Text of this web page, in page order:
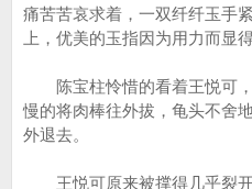
痛苦苦哀求着，一双纤纤玉手
上，优美的玉指因为用力而显得
陈宝柱怜惜的看着王悦可，
慢的将肉棒往外拔，龟头不舍
外退去。
王悦可原来被撑得几乎裂开